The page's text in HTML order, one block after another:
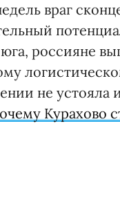
враг
россияне
не устояла
Курахово